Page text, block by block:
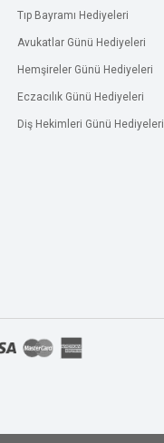
Tıp Bayramı Hediyeleri
Avukatlar Günü Hediyeleri
Hemşireler Günü Hediyeleri
Eczacılık Günü Hediyeleri
Diş Hekimleri Günü Hediyeleri